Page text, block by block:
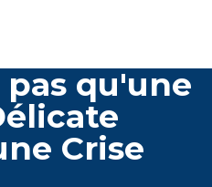
qu'une
Crise